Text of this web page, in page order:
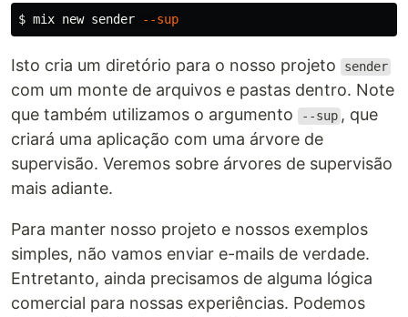
$ mix new sender --sup
Isto cria um diretório para o nosso projeto sender
com um monte de arquivos e pastas dentro. Note
que também utilizamos o argumento
--sup , que
criará uma aplicação com uma árvore de
supervisão. Veremos sobre árvores de supervisão
mais adiante.
Para manter nosso projeto e nossos exemplos
simples, não vamos enviar e-mails de verdade.
Entretanto, ainda precisamos de alguma lógica
comercial para nossas experiências. Podemos